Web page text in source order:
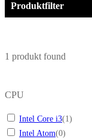
Produktfilter
1 produkt found
CPU
Intel Core i3(1)
Intel Atom(0)